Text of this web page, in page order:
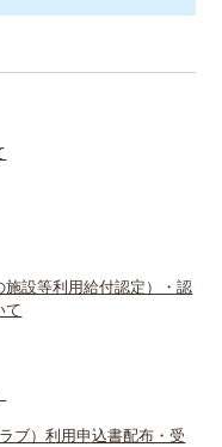
設等利用給付認定）・認
て
ブ）利用申込書配布・受